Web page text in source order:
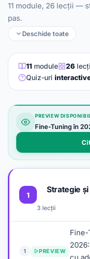
11 module, 26 lecții —
pas.
Deschide toate
11 module 26
Quiz-uri
PREVIEW
Fine-Tuning în
1
Strategie
3 lecții
1 PREVIEW
Fine-